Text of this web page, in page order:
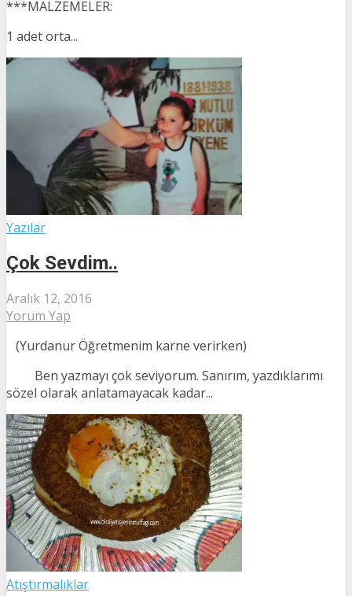
***MALZEMELER:
1 adet orta...
Yazılar
Çok Sevdim..
Aralık 12, 2016
Yorum Yap
(Yurdanur Öğretmenim karne verirken)
Ben yazmayı çok seviyorum. Sanırım, yazdıklarımı
sözel olarak anlatamayacak kadar...
Atıştırmalıklar